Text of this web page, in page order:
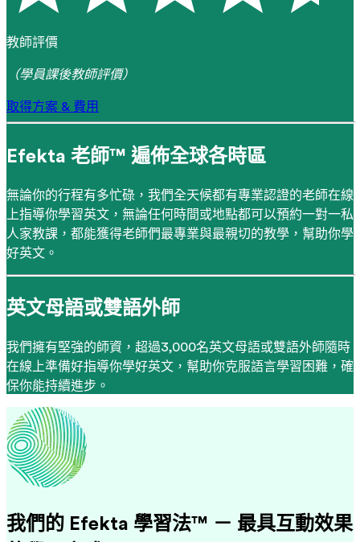
教師評價
（學員課後教師評價）
取得方案 & 費用
Efekta 老師™ 遍佈全球各時區
無論你的行程有多忙碌，我們全天候都有專業認證的老師在線
上指導你學習英文，無論任何時間或地點都可以預約一對一私
人家教課，都能獲得老師們最專業與最親切的教學，幫助你學
好英文。
英文母語或雙語外師
我們擁有堅強的師資，超過3,000名英文母語或雙語外師隨時
在線上準備好指導你學好英文，幫助你克服語言學習困難，確
保你能持續進步。
我們的 Efekta 學習法™ － 最具互動效果